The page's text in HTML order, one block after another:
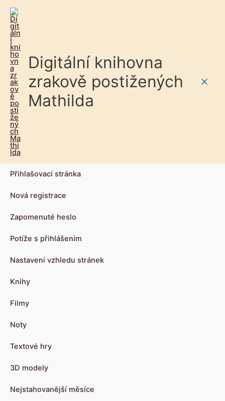
Digitální knihovna
zrakově postižených
Mathilda
Přihlašovací stránka
Nová registrace
Zapomenuté heslo
Potíže s přihlášením
Nastavení vzhledu stránek
Knihy
Filmy
Noty
Textové hry
3D modely
Nejstahovanější měsíce